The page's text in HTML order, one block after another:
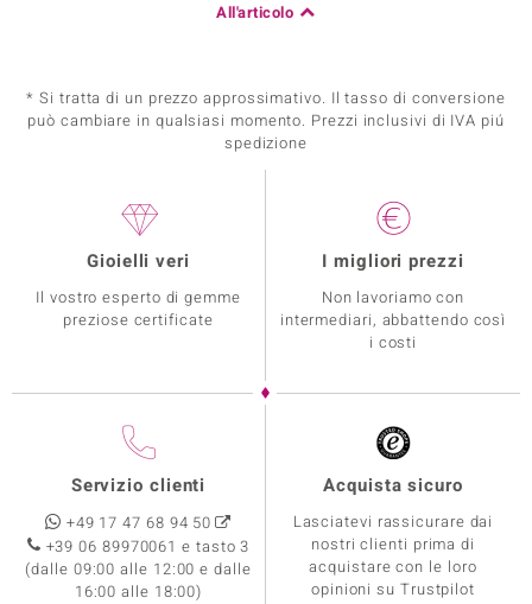
All'articolo
* Si tratta di un prezzo approssimativo. Il tasso di conversione
può cambiare in qualsiasi momento. Prezzi inclusivi di IVA piú
spedizione
Gioielli veri
Il vostro esperto di gemme
preziose certificate
I migliori prezzi
Non lavoriamo con
intermediari, abbattendo così
i costi
Servizio clienti
+49 17 47 68 94 50
+39 06 89970061 e tasto 3
(dalle 09:00 alle 12:00 e dalle
16:00 alle 18:00)
Acquista sicuro
Lasciatevi rassicurare dai
nostri clienti prima di
acquistare con le loro
opinioni su Trustpilot